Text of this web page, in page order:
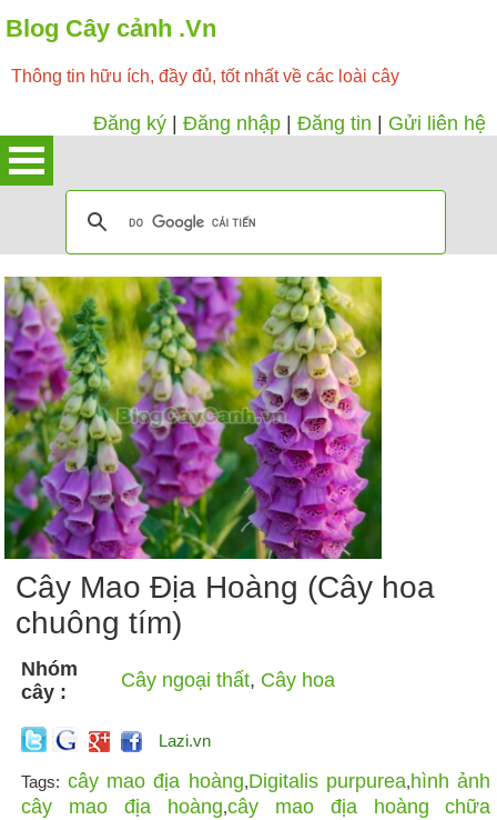
Blog Cây cảnh .Vn
Thông tin hữu ích, đầy đủ, tốt nhất về các loài cây
Đăng ký Đăng nhập Đăng tin Gửi liên hệ
Cây Mao Địa Hoàng (Cây hoa
chuông tím)
Nhóm
cây :
Cây ngoại thất, Cây hoa
Lazi.vn
Tags: cây mao địa hoàng,Digitalis purpurea,hình ảnh
cây mao địa hoàng,cây mao địa hoàng chữa